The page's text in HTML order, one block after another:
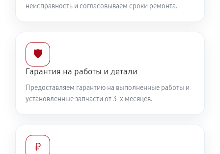
неисправность и согласовываем сроки ремонта.
🛡️
Гарантия на работы и детали
Предоставляем гарантию на выполненные работы и
установленные запчасти от 3-х месяцев.
₽